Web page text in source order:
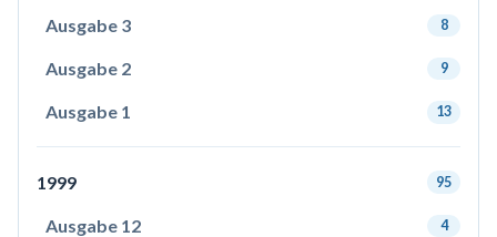
Ausgabe 3 8
Ausgabe 2 9
Ausgabe 1 13
1999 95
Ausgabe 12 4